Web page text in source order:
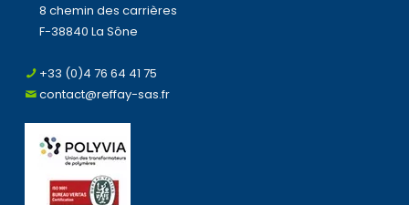
8 chemin des carrières
F-38840 La Sône
+33 (0)4 76 64 41 75
contact@reffay-sas.fr